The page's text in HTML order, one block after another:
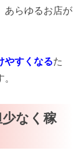
あらゆるお店が
やすくなるた
なく稼